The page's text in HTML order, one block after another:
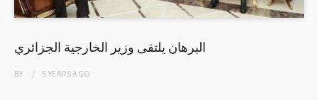
البرهان يلتقى وزير الخارجية الجزائري
BY 5 YEARSAGO